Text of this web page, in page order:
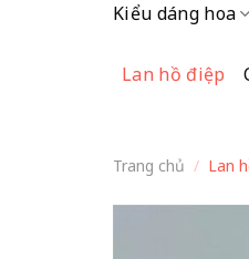
Kiểu dáng hoa
Lan hồ điệp
Trang chủ / Lan